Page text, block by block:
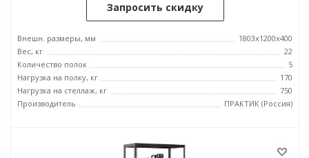
Запросить скидку
Внешн. размеры, мм
1803x1200x400
Вес, кг
22
Количество полок
5
Нагрузка на полку, кг
170
Нагрузка на стеллаж, кг
750
Производитель
ПРАКТИК (Россия)